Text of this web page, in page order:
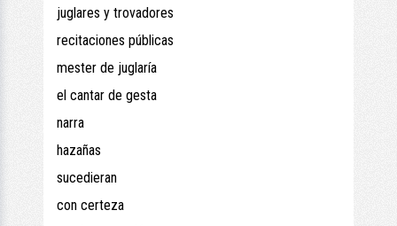
juglares y trovadores
recitaciones públicas
mester de juglaría
el cantar de gesta
narra
hazañas
sucedieran
con certeza